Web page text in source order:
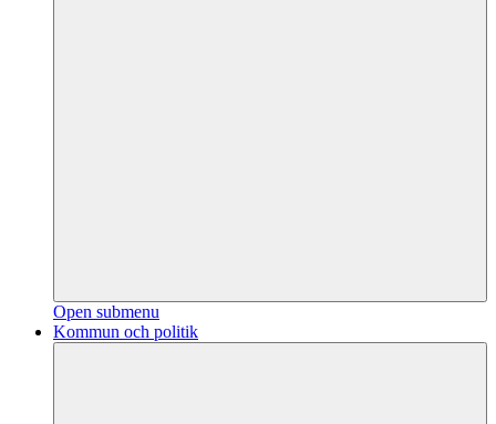
Open submenu
Kommun och politik